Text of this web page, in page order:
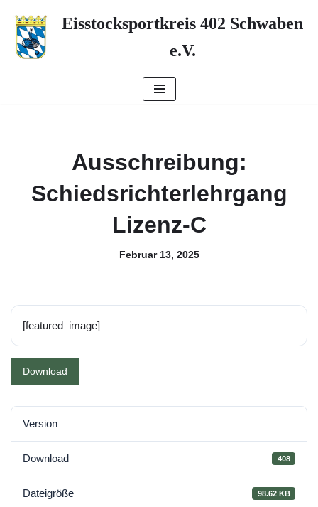
Zum
Inhalt
Eisstocksportkreis 402 Schwaben
e.V.
Ausschreibung:
Schiedsrichterlehrgang
Lizenz-C
Februar 13, 2025
[featured_image]
Download
Version
Download 408
Dateigröße 98.62 KB